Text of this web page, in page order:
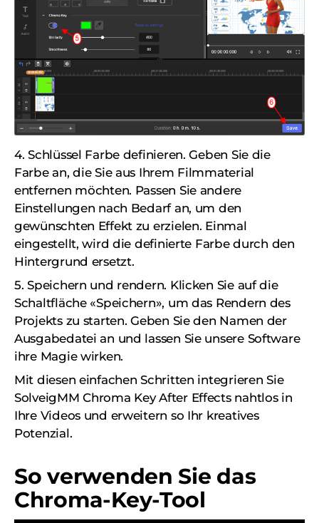
4. Schlüssel Farbe definieren. Geben Sie die
Farbe an, die Sie aus Ihrem Filmmaterial
entfernen möchten. Passen Sie andere
Einstellungen nach Bedarf an, um den
gewünschten Effekt zu erzielen. Einmal
eingestellt, wird die definierte Farbe durch den
Hintergrund ersetzt.
5. Speichern und rendern. Klicken Sie auf die
Schaltfläche «Speichern», um das Rendern des
Projekts zu starten. Geben Sie den Namen der
Ausgabedatei an und lassen Sie unsere Software
ihre Magie wirken.
Mit diesen einfachen Schritten integrieren Sie
SolveigMM Chroma Key After Effects nahtlos in
Ihre Videos und erweitern so Ihr kreatives
Potenzial.
So verwenden Sie das
Chroma-Key-Tool